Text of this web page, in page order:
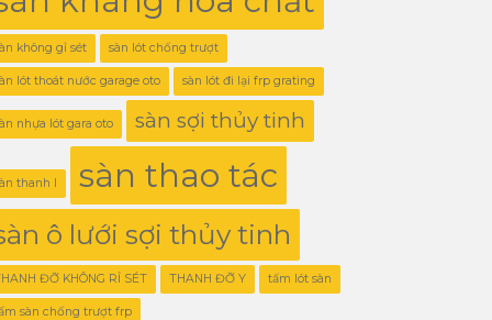
không gỉ sét sàn lót chống trượt
lót thoát nước garage oto sàn lót đi lại frp grating
nhựa lót gara oto sàn sợi thủy tinh
thanh I sàn thao tác
ô lưới sợi thủy tinh
ĐỠ KHÔNG RỈ SÉT THANH ĐỠ Y tấm lót sàn
sàn chống trượt frp